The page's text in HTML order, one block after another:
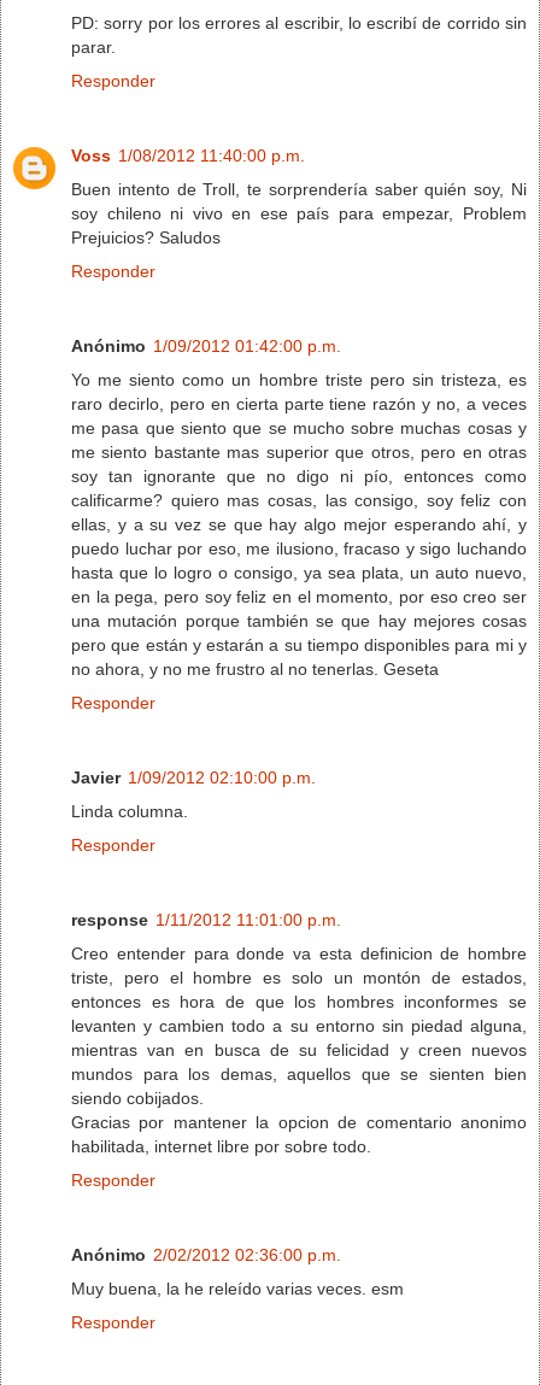
PD: sorry por los errores al escribir, lo escribí de corrido sin
parar.
Responder
Voss 1/08/2012 11:40:00 p.m.
Buen intento de Troll, te sorprendería saber quién soy, Ni
soy chileno ni vivo en ese país para empezar, Problem
Prejuicios? Saludos
Responder
Anónimo 1/09/2012 01:42:00 p.m.
Yo me siento como un hombre triste pero sin tristeza, es
raro decirlo, pero en cierta parte tiene razón y no, a veces
me pasa que siento que se mucho sobre muchas cosas y
me siento bastante mas superior que otros, pero en otras
soy tan ignorante que no digo ni pío, entonces como
calificarme? quiero mas cosas, las consigo, soy feliz con
ellas, y a su vez se que hay algo mejor esperando ahí, y
puedo luchar por eso, me ilusiono, fracaso y sigo luchando
hasta que lo logro o consigo, ya sea plata, un auto nuevo,
en la pega, pero soy feliz en el momento, por eso creo ser
una mutación porque también se que hay mejores cosas
pero que están y estarán a su tiempo disponibles para mi y
no ahora, y no me frustro al no tenerlas. Geseta
Responder
Javier 1/09/2012 02:10:00 p.m.
Linda columna.
Responder
response 1/11/2012 11:01:00 p.m.
Creo entender para donde va esta definicion de hombre
triste, pero el hombre es solo un montón de estados,
entonces es hora de que los hombres inconformes se
levanten y cambien todo a su entorno sin piedad alguna,
mientras van en busca de su felicidad y creen nuevos
mundos para los demas, aquellos que se sienten bien
siendo cobijados.
Gracias por mantener la opcion de comentario anonimo
habilitada, internet libre por sobre todo.
Responder
Anónimo 2/02/2012 02:36:00 p.m.
Muy buena, la he releído varias veces. esm
Responder